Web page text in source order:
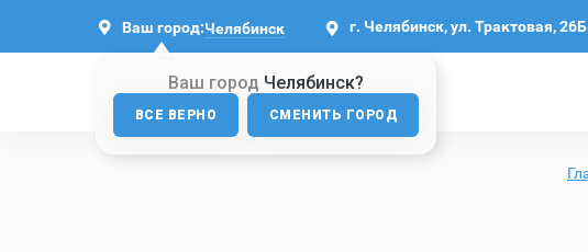
Ваш город:Челябинск
Ваш город Челябинск?
ВСЕ ВЕРНО СМЕНИТЬ ГОРОД
г. Челябинск, ул. Трактовая, 26Б